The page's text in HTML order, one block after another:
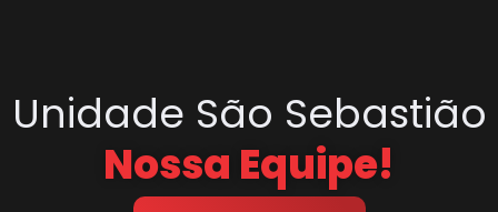
Unidade São Sebastião
Nossa Equipe!